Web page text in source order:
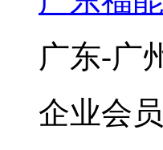
广东-广
企业会员